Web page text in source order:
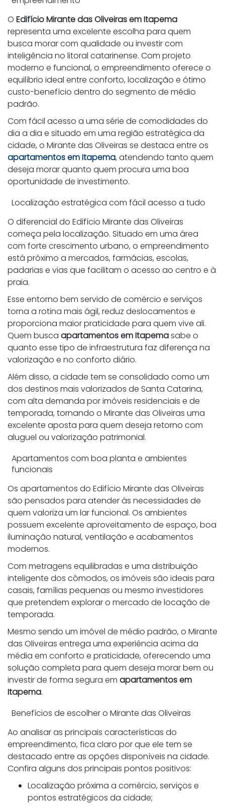
O Edifício Mirante das Oliveiras em Itapema
representa uma excelente escolha para quem
busca morar com qualidade ou investir com
inteligência no litoral catarinense. Com projeto
moderno e funcional, o empreendimento oferece o
equilíbrio ideal entre conforto, localização e ótimo
custo-benefício dentro do segmento de médio
padrão.
Com fácil acesso a uma série de comodidades do
dia a dia e situado em uma região estratégica da
cidade, o Mirante das Oliveiras se destaca entre os
apartamentos em Itapema, atendendo tanto quem
deseja morar quanto quem procura uma boa
oportunidade de investimento.
Localização estratégica com fácil acesso a tudo
O diferencial do Edifício Mirante das Oliveiras
começa pela localização. Situado em uma área
com forte crescimento urbano, o empreendimento
está próximo a mercados, farmácias, escolas,
padarias e vias que facilitam o acesso ao centro e à
praia.
Esse entorno bem servido de comércio e serviços
torna a rotina mais ágil, reduz deslocamentos e
proporciona maior praticidade para quem vive ali.
Quem busca apartamentos em Itapemasabe o
quanto esse tipo de infraestrutura faz diferença na
valorização e no conforto diário.
Além disso, a cidade tem se consolidado como um
dos destinos mais valorizados de Santa Catarina,
com alta demanda por imóveis residenciais e de
temporada, tornando o Mirante das Oliveiras uma
excelente aposta para quem deseja retorno com
aluguel ou valorização patrimonial.
Apartamentos com boa planta e ambientes
funcionais
Os apartamentos do Edifício Mirante das Oliveiras
são pensados para atender às necessidades de
quem valoriza um lar funcional. Os ambientes
possuem excelente aproveitamento de espaço, boa
iluminação natural, ventilação e acabamentos
modernos.
Com metragens equilibradas e uma distribuição
inteligente dos cômodos, os imóveis são ideais para
casais, famílias pequenas ou mesmo investidores
que pretendem explorar o mercado de locação de
temporada.
Mesmo sendo um imóvel de médio padrão, o Mirante
das Oliveiras entrega uma experiência acima da
média em conforto e praticidade, oferecendo uma
solução completa para quem deseja morar bem ou
investir de forma segura em apartamentos em
Itapema.
Benefícios de escolher o Mirante das Oliveiras
Ao analisar as principais características do
empreendimento, fica claro por que ele tem se
destacado entre as opções disponíveis na cidade.
Confira alguns dos principais pontos positivos:
Localização próxima a comércio, serviços e
pontos estratégicos da cidade;